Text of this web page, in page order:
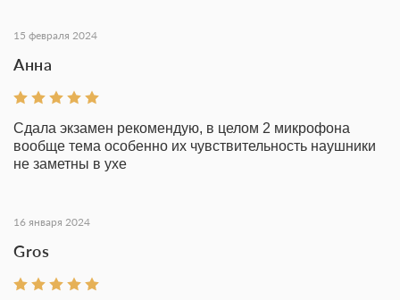
15 февраля 2024
Анна
Сдала экзамен рекомендую, в целом 2 микрофона
вообще тема особенно их чувствительность наушники
не заметны в ухе
16 января 2024
Gros